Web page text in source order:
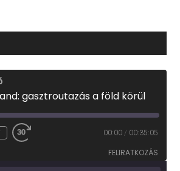
gasztroutazás a föld körül
00:00 / 00:35:05
FELIRATKOZÁS